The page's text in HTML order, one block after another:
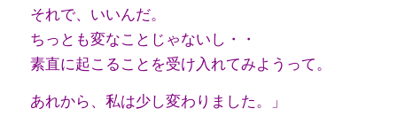
それで、いいんだ。
ちっとも変なことじゃないし・・
素直に起こることを受け入れてみようって。
あれから、私は少し変わりました。」